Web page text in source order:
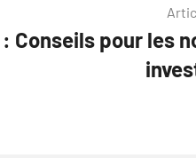
Conseils pour les